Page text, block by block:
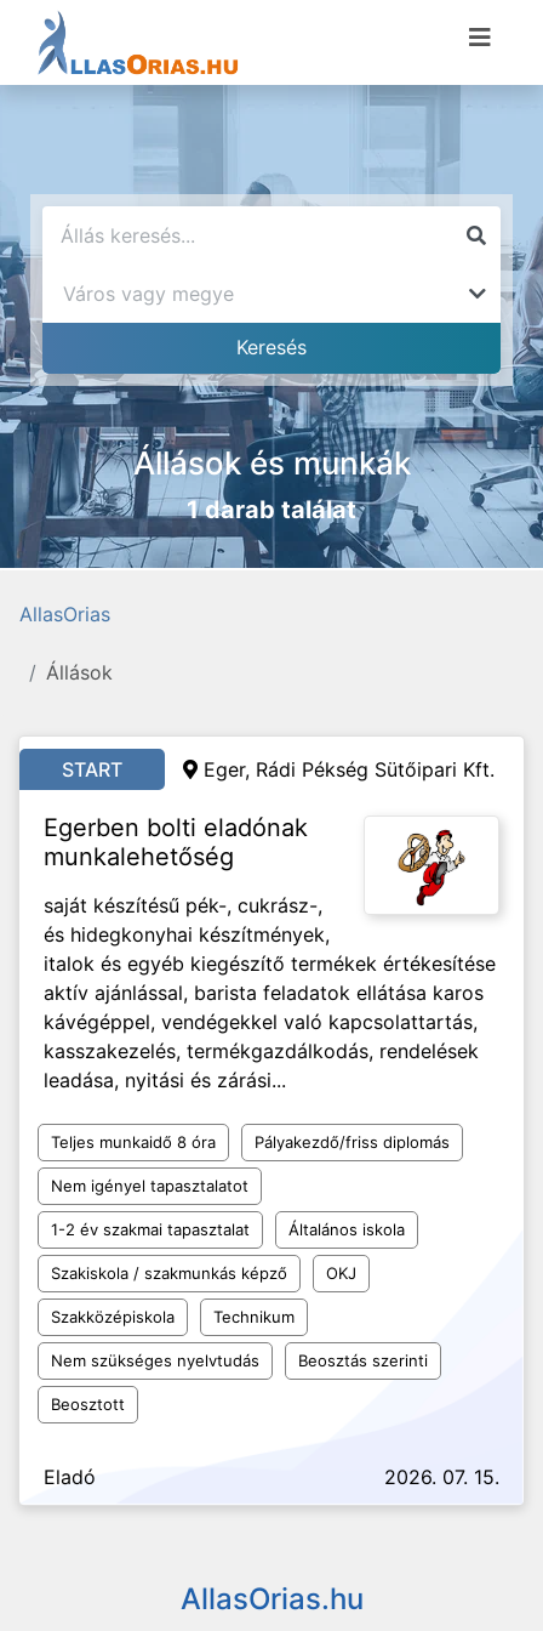
Állások és munkák
1 darab találat
AllasOrias
Állások
START Eger, Rádi Pékség Sütőipari Kft.
Egerben bolti eladónak
munkalehetőség
saját készítésű pék-, cukrász-,
és hidegkonyhai készítmények,
italok és egyéb kiegészítő termékek értékesítése
aktív ajánlással, barista feladatok ellátása karos
kávégéppel, vendégekkel való kapcsolattartás,
kasszakezelés, termékgazdálkodás, rendelések
leadása, nyitási és zárási...
Teljes munkaidő 8 óra Pályakezdő/friss diplomás
Nem igényel tapasztalatot
1-2 év szakmai tapasztalat Általános iskola
Szakiskola / szakmunkás képző OKJ
Szakközépiskola Technikum
Nem szükséges nyelvtudás Beosztás szerinti
Beosztott
Eladó 2026. 07. 15.
AllasOrias.hu